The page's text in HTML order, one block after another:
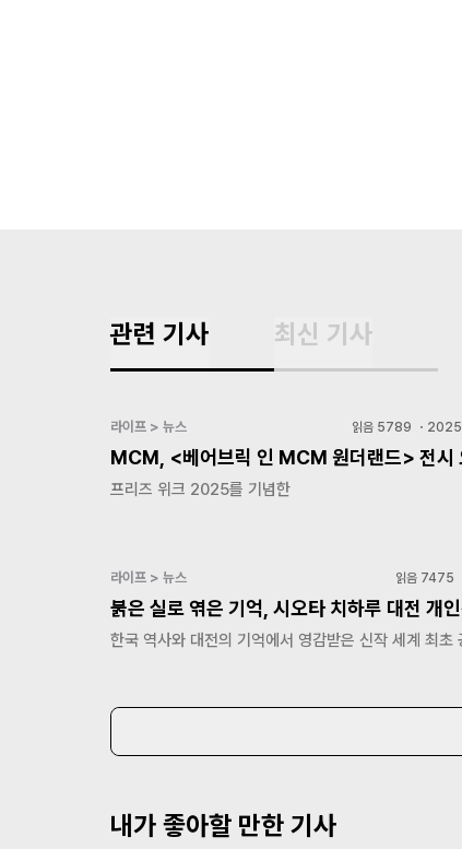
관련 기사 최신 기사
라이프 > 뉴스 읽음 5789 ・
MCM, <베어브릭 인 MCM 원더랜드> 전시
프리즈 위크 2025를 기념한
라이프 > 뉴스 읽음 7475
붉은 실로 엮은 기억, 시오타 치하루 대전 개
한국 역사와 대전의 기억에서 영감받은 신작 세계 최초
내가 좋아할 만한 기사